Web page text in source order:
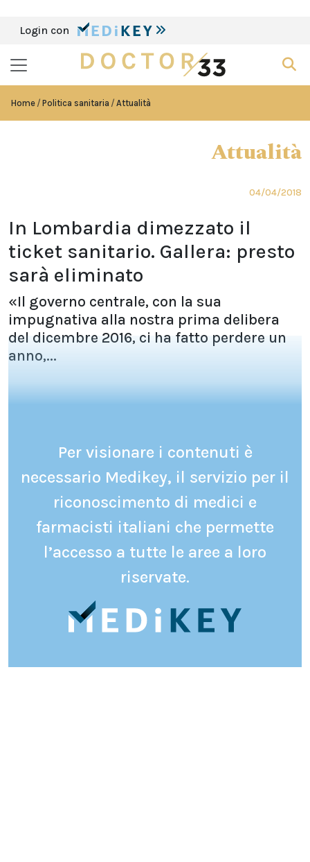
Login con
Home Politica sanitaria Attualità
Attualità
04/04/2018
In Lombardia dimezzato il
ticket sanitario. Gallera: presto
sarà eliminato
«Il governo centrale, con la sua
impugnativa alla nostra prima delibera
del dicembre 2016, ci ha fatto perdere un
anno,...
Per visionare i contenuti è
necessario Medikey, il servizio per il
riconoscimento di medici e
farmacisti italiani che permette
l’accesso a tutte le aree a loro
riservate.